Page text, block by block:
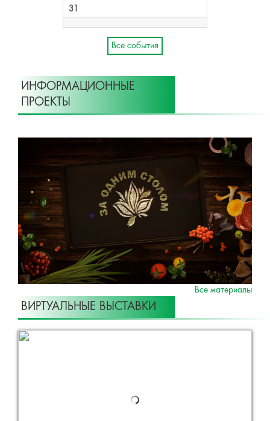
31
Все события
ИНФОРМАЦИОННЫЕ
ПРОЕКТЫ
Все материалы
ВИРТУАЛЬНЫЕ ВЫСТАВКИ